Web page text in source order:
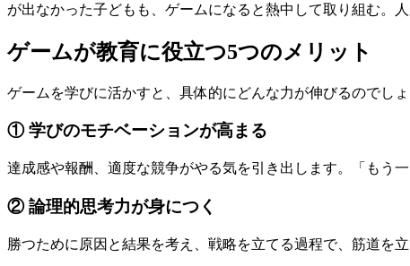
が出なかった子どもも、ゲームになると熱中して取り組む。
ゲームが教育に役立つ5つのメリット
ゲームを学びに活かすと、具体的にどんな力が伸びるのでし
① 学びのモチベーションが高まる
達成感や報酬、適度な競争がやる気を引き出します。「もう
② 論理的思考力が身につく
勝つために原因と結果を考え、戦略を立てる過程で、筋道を